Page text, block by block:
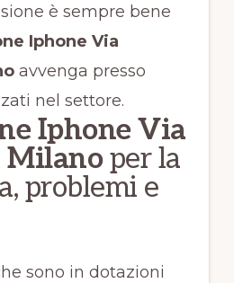
è sempre bene
Iphone Via
avvenga presso
nel settore.
Iphone Via
Milanoper la
problemi e
sono in dotazioni